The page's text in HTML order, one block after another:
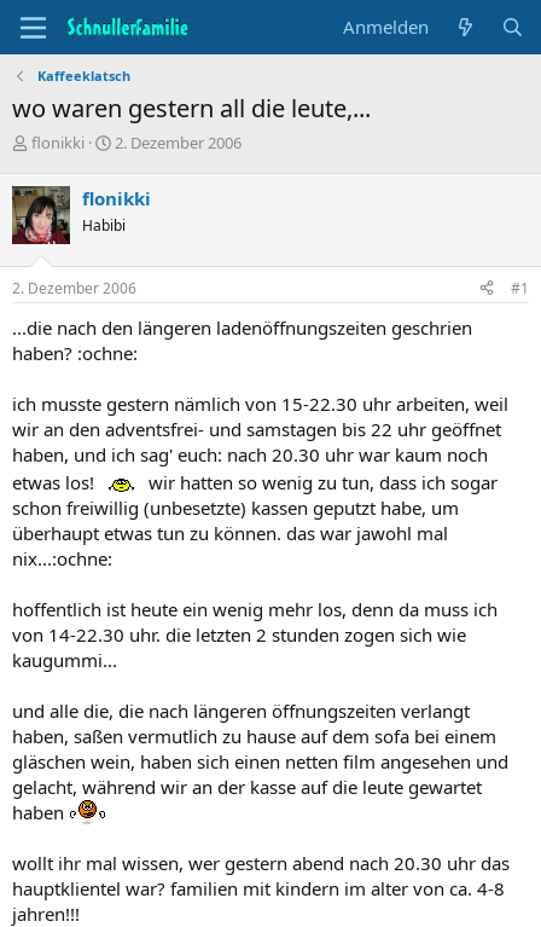
Anmelden
Kaffeeklatsch
wo waren gestern all die leute,...
T
e
m
e
n
s
t
r
t
r
flonikki
B
i
n
d
a
u
m
2. Dezember 2006
flonikki
Habibi
2. Dezember 2006 #1
...die nach den längeren ladenöffnungszeiten geschrien
haben? :ochne:
ich musste gestern nämlich von 15-22.30 uhr arbeiten, weil
wir an den adventsfrei- und samstagen bis 22 uhr geöffnet
haben, und ich sag' euch: nach 20.30 uhr war kaum noch
etwas los!
wir hatten so wenig zu tun, dass ich sogar
schon freiwillig (unbesetzte) kassen geputzt habe, um
überhaupt etwas tun zu können. das war jawohl mal
nix...:ochne:
hoffentlich ist heute ein wenig mehr los, denn da muss ich
von 14-22.30 uhr. die letzten 2 stunden zogen sich wie
kaugummi...
und alle die, die nach längeren öffnungszeiten verlangt
haben, saßen vermutlich zu hause auf dem sofa bei einem
gläschen wein, haben sich einen netten film angesehen und
gelacht, während wir an der kasse auf die leute gewartet
haben
wollt ihr mal wissen, wer gestern abend nach 20.30 uhr das
hauptklientel war? familien mit kindern im alter von ca. 4-8
jahren!!!